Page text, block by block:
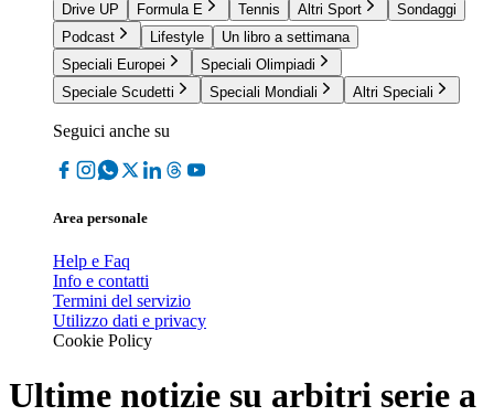
Drive UP
Formula E Tennis Altri Sport
Sondaggi
Podcast
Lifestyle
Un libro a settimana
Speciali Europei
Speciali Olimpiadi
Speciale Scudetti
Speciali Mondiali Altri Speciali
Seguici anche su
Area personale
Help e Faq
Info e contatti
Termini del servizio
Utilizzo dati e privacy
Cookie Policy
Ultime notizie su arbitri serie a